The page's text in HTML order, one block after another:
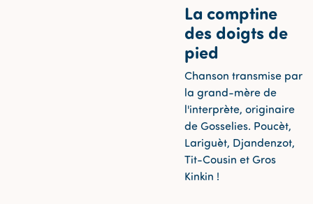
La comptine
des doigts de
pied
Chanson transmise par
la grand-mère de
l'interprète, originaire
de Gosselies. Poucèt,
Lariguèt, Djandenzot,
Tit-Cousin et Gros
Kinkin !